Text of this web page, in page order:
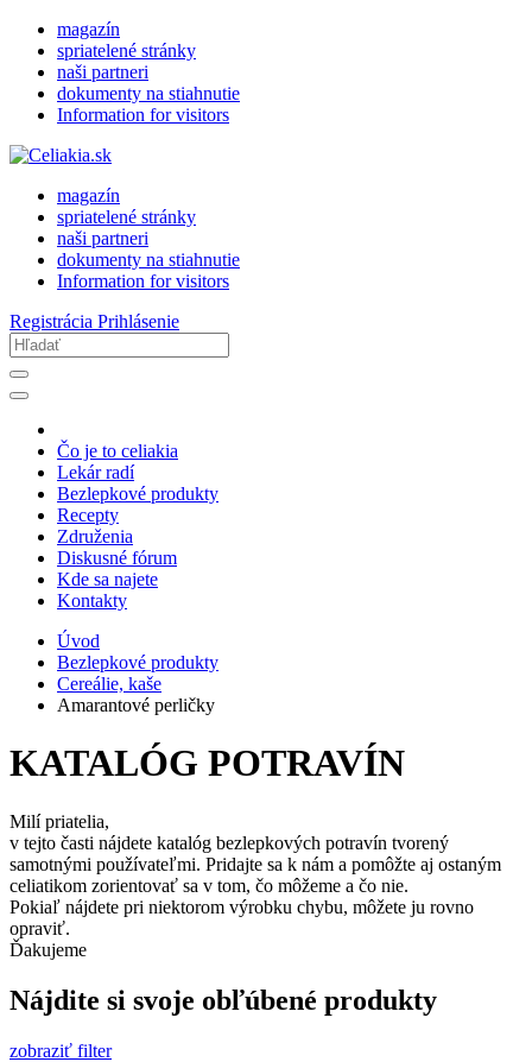
magazín
spriatelené stránky
naši partneri
dokumenty na stiahnutie
Information for visitors
magazín
spriatelené stránky
naši partneri
dokumenty na stiahnutie
Information for visitors
Registrácia Prihlásenie
Čo je to celiakia
Lekár radí
Bezlepkové produkty
Recepty
Združenia
Diskusné fórum
Kde sa najete
Kontakty
Úvod
Bezlepkové produkty
Cereálie, kaše
Amarantové perličky
KATALÓG POTRAVÍN
Milí priatelia,
v tejto časti nájdete katalóg bezlepkových potravín tvorený
samotnými používateľmi. Pridajte sa k nám a pomôžte aj ostaným
celiatikom zorientovať sa v tom, čo môžeme a čo nie.
Pokiaľ nájdete pri niektorom výrobku chybu, môžete ju rovno
opraviť.
Ďakujeme
Nájdite si svoje obľúbené produkty
zobraziť filter